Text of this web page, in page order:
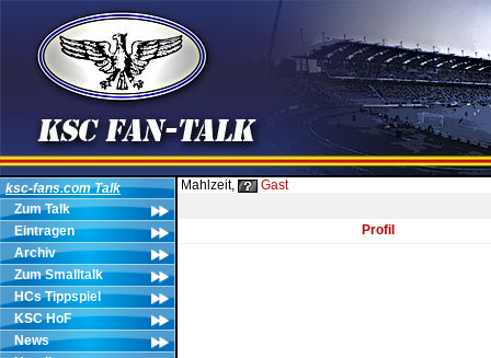
ksc-fans.com Talk
Zum Talk
Eintragen
Archiv
Zum Smalltalk
HCs Tippspiel
KSC HoF
News
Mahlzeit,
Gast
Profil